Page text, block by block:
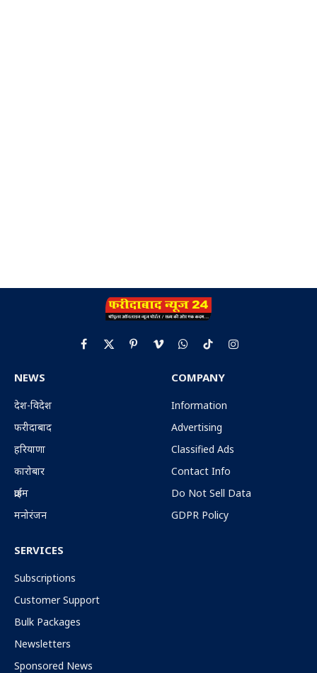
Facebook
X
PinterestVimeoWhatsApp
TikTokInstagram
NEWS
देश-विदेश
फरीदाबाद
हरियाणा
कारोबार
क्राईम
मनोरंजन
COMPANY
Information
Advertising
Classified Ads
Contact Info
Do Not Sell Data
GDPR Policy
SERVICES
Subscriptions
Customer Support
Bulk Packages
Newsletters
Sponsored News